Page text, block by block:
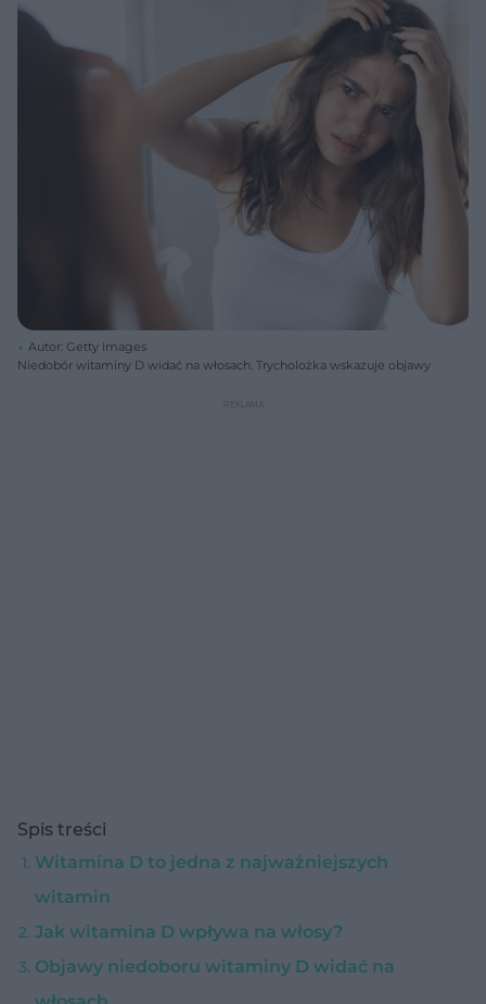
Autor: Getty Images
Niedobór witaminy D widać na włosach. Trycholożka wskazuje objawy
Spis treści
Witamina D to jedna z najważniejszych
witamin
Jak witamina D wpływa na włosy?
Objawy niedoboru witaminy D widać na